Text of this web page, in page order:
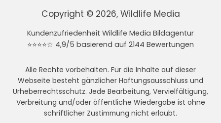
Copyright © 2026, Wildlife Media
Kundenzufriedenheit Wildlife Media Bildagentur
⭐⭐⭐⭐☆ 4,9/5 basierend auf 2144 Bewertungen
Alle Rechte vorbehalten. Für die Inhalte auf dieser
Webseite besteht gänzlicher Haftungsausschluss und
Urheberrechtsschutz. Jede Bearbeitung, Vervielfältigung,
Verbreitung und/oder öffentliche Wiedergabe ist ohne
schriftlicher Zustimmung nicht erlaubt.